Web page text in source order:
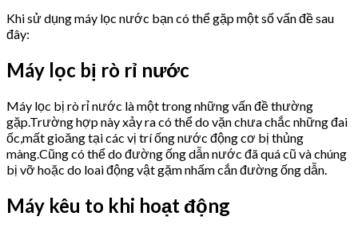
Khi sử dụng máy lọc nước bạn có thể gặp một số vấn đề sau
đây:
Máy lọc bị rò rỉ nước
Máy lọc bị rò rỉ nước là một trong những vấn đề thường
gặp.Trường hợp này xảy ra có thể do vặn chưa chắc những đai
ốc,mất gioăng tại các vị trí ống nước động cơ bị thủng
màng.Cũng có thể do đường ống dẫn nước đã quá cũ và chúng
bị vỡ hoặc do loai động vật gặm nhấm cắn đường ống dẫn.
Máy kêu to khi hoạt động